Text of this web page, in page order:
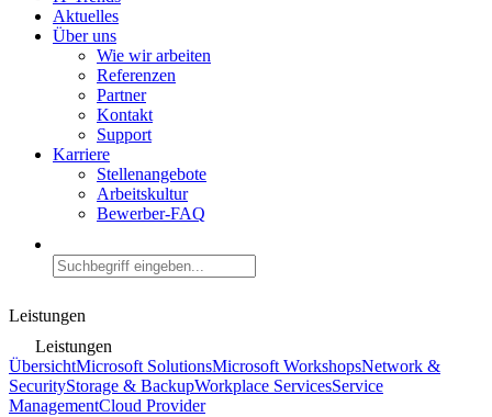
Aktuelles
Über uns
Wie wir arbeiten
Referenzen
Partner
Kontakt
Support
Karriere
Stellenangebote
Arbeitskultur
Bewerber-FAQ
Leistungen
Leistungen
ÜbersichtMicrosoft SolutionsMicrosoft WorkshopsNetwork &
SecurityStorage & BackupWorkplace ServicesService
ManagementCloud Provider